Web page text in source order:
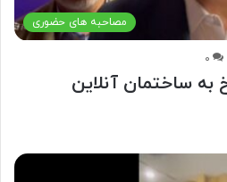
مصاحبه های حضوری
۰
به ساختمان آنلاین